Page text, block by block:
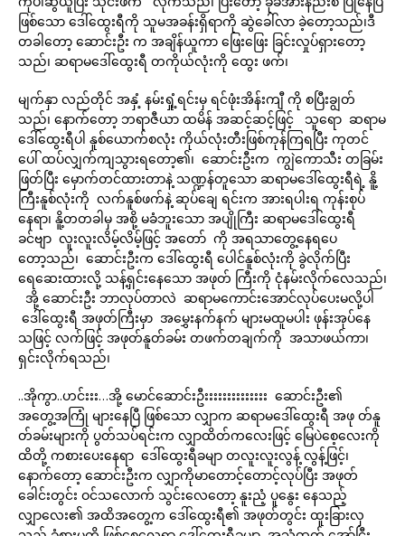
ဖြစ်သော ဒေါ်ထွေးရီကို သူမအခန်းရှိရာကို ဆွဲခေါ်လာ ခဲ့တော့သည်၊ဒီ
တခါတော့ ဆောင်းဦး က အချိန်ယူကာ ဖြေးဖြေး ခြင်းလှုပ်ရှားတော့
သည်၊ ဆရာမဒေါ်ထွေးရီ တကိုယ်လုံးကို ထွေး ဖက်၊
မျက်နှာ လည်တိုင် အနှံ့ နမ်းရှုံ့ရင်းမှ ရင်ဖုံးအိန်းကျီ ကို စပြီးချွတ်
သည်၊ နောက်တော့ ဘရာဇီယာ ထမိန် အဆင့်ဆင့်ဖြင့် သူရော ဆရာမ
ဒေါ်ထွေးရီပါ နူစ်ယောက်စလုံး ကိုယ်လုံးတီးဖြစ်ကုန်ကြရပြီး ကုတင်
ပေါ် ထပ်လျှက်ကျသွားရတော့၏၊ ဆောင်းဦးက ကျွဲကောသီး တခြမ်း
ဖြတ်ပြီး မှောက်တင်ထားတာနဲ့ သဏ္ဍန်တူသော ဆရာမဒေါ်ထွေးရီရဲ့ နိူ့
ကြီးနူစ်လုံးကို လက်နူစ်ဖက်နဲ့ ဆုပ်ချေ ရင်းက အားရပါးရ ကုန်းစုပ်
နေရာ၊ နိူ့တတခါမှ အစို့ မခံဘူးသော အပျိုကြီး ဆရာမဒေါ်ထွေးရီ
ခင်ဗျာ လူးလူးလိမ့်လိမ့်ဖြင့် အတော် ကို အရသာတွေ့နေရပေ
တော့သည်၊ ဆောင်းဦးက ဒေါ်ထွေးရီ ပေါင်နူစ်လုံးကို ခွဲလိုက်ပြီး
ရေဆေးထားလို့ သန့်ရှင်းနေသော အဖုတ် ကြီးကို ငုံနမ်းလိုက်လေသည်၊
အို့ ဆောင်းဦး ဘာလုပ်တာလဲ ဆရာမကောင်းအောင်လုပ်ပေးမလို့ပါ
ဒေါ်ထွေးရီ အဖုတ်ကြီးမှာ အမွှေးနက်နက် များမထူမပါး ဖုန်းအုပ်နေ
သဖြင့် လက်ဖြင့် အဖုတ်နူတ်ခမ်း တဖက်တချက်ကို အသာဖယ်ကာ၊
ရှင်းလိုက်ရသည်၊
..အိုကွာ..ဟင်းးး…အို့ မောင်ဆောင်းဦးးးးးးးးးးးးးး ဆောင်းဦး၏
အတွေ့အကြုံ များနေပြီ ဖြစ်သော လျှာက ဆရာမဒေါ်ထွေးရီ အဖု တ်နူ
တ်ခမ်းများကို ပွတ်သပ်ရင်းက လျှာထိတ်ကလေးဖြင့် မြေပဲစေ့လေးကို
ထိတို့ ကစားပေးနေရာ ဒေါ်ထွေးရီခမျာ တလူးလူးလွန့် လွန့်ဖြင့်၊
နောက်တော့ ဆောင်းဦးက လျှာကိုမာတောင့်တောင့်လုပ်ပြီး အဖုတ်
ခေါင်းတွင်း ဝင်သလောက် သွင်းလေတော့ နူးညံ့ ပူနွေး နေသည့်
လျှာလေး၏ အထိအတွေ့က ဒေါ်ထွေးရီ၏ အဖုတ်တွင်း ထူးခြားလှ